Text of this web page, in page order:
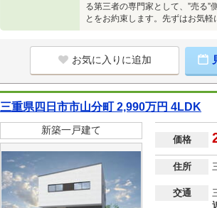
る第三者の専門家として、”売る”
とをお約束します。先ずはお気軽
お気に入りに追加
三重県四日市市山分町 2,990万円 4LDK
新築一戸建て
価格
住所
交通